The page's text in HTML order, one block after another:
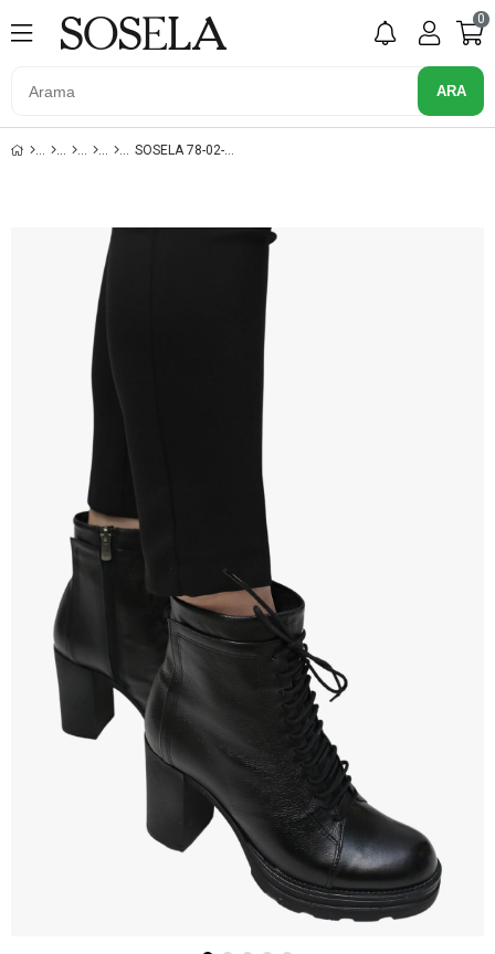
0
SOSELA 78-02-80023 KADIN HAKIKI DERI SIYAH TOPUKLU BOT